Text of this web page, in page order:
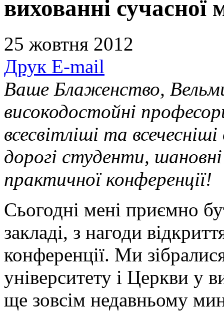
вихованні сучасної
25 жовтня 2012
Друк E-mail
Ваше Блаженство,
високодостойні
всесвітліші та
дорогі студенти,
практичної конференції!
Сьогодні мені приємно
закладі, з нагоди
конференції. Ми
університету і Церкви у
ще зовсім недавньому